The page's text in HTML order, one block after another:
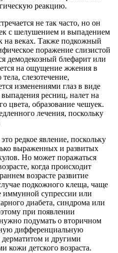
реакцию.
не так часто, но он
с шелушением и выпадением
на веках. Также подкожный
поражение слизистой
демодекозный блефарит или
на ощущение жжения в
слезотечение,
изменениями глаз в виде
выпадения ресниц, налет на
цвета, образование чешуек.
лечения, поскольку
редкое явление, поскольку
выраженных и развитых
Но может поражаться
когда происходит
возрасте развитие
подкожного клеща, чаще
иммунной супрессии или
диабета, синдрома или
при появлении
подумать о вторичном
дифференциальную
дерматитом и другими
кожи детского возраста.